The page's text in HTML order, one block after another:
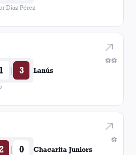
Diaz Pérez
⚽⚽
1 | 3 Lanús
⚽
| 0 Chacarita Juniors